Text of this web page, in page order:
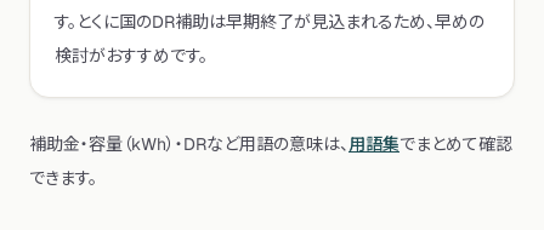
す。とくに国のDR補助は早期終了が見込まれるため、早めの
検討がおすすめです。
補助金・容量（kWh）・DRなど用語の意味は、用語集でまとめて確認
できます。